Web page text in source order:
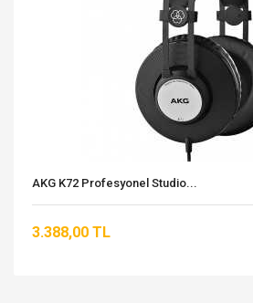
AKG K72 Profesyonel Studio...
3.388,00 TL